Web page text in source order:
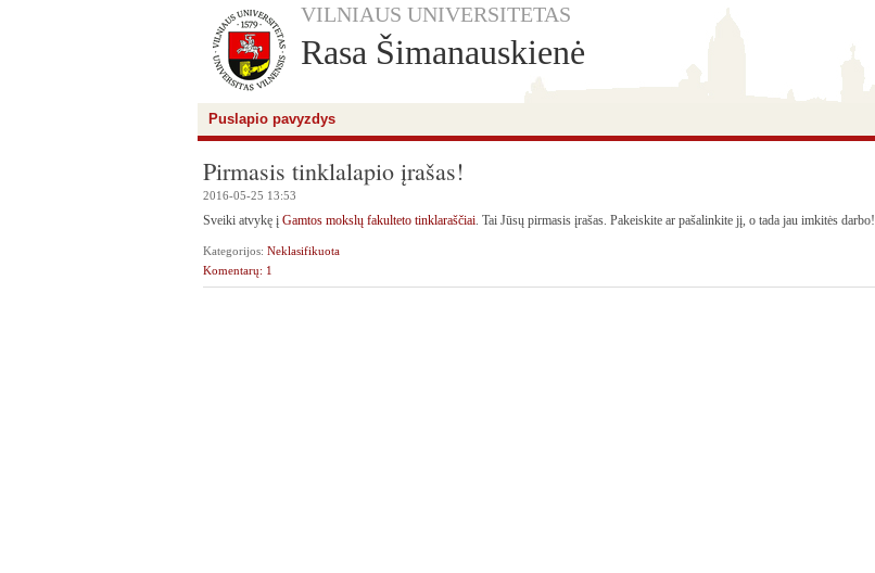
VILNIAUS UNIVERSITETAS
Rasa Šimanauskienė
Puslapio pavyzdys
Pirmasis tinklalapio įrašas!
2016-05-25 13:53
Sveiki atvykę į Gamtos mokslų fakulteto tinklaraščiai. Tai Jūsų pirmasis įrašas. Pakeiskite ar pašalinkite jį, o tada jau imkitės darbo!
Kategorijos: Neklasifikuota
Komentarų: 1